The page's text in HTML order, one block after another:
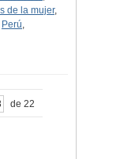
de la mujer,
Perú,
de 22